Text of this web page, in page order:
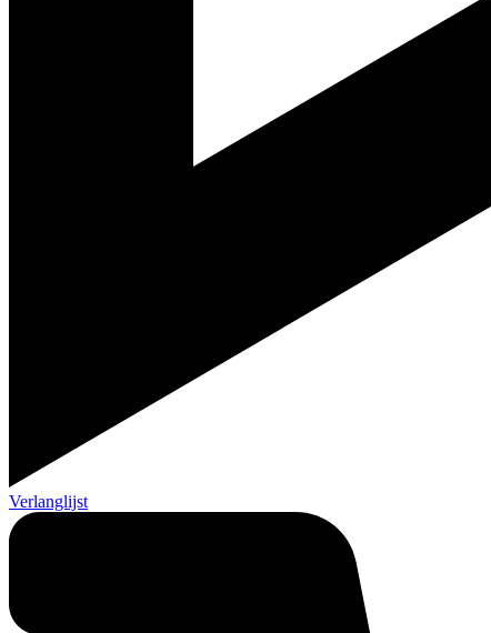
Verlanglijst